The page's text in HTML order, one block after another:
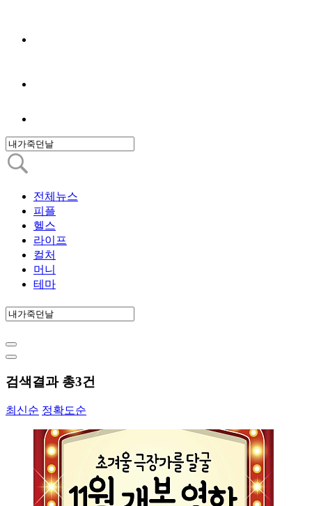
전체뉴스
피플
헬스
라이프
컬처
머니
테마
검색결과 총3건
최신순 정확도순